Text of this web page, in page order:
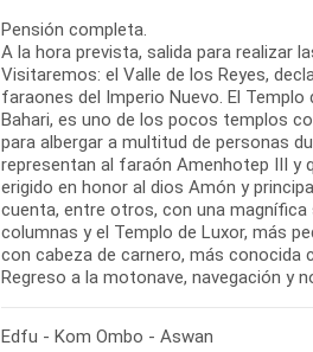
Pensión completa.
A la hora prevista, salida para realizar
Visitaremos: el Valle de los Reyes,
faraones del Imperio Nuevo. El
Bahari, es uno de los pocos templos
para albergar a multitud de personas
representan al faraón Amenhotep III y
erigido en honor al dios Amón y
cuenta, entre otros, con una
columnas y el Templo de Luxor, más
con cabeza de carnero, más conocida
Regreso a la motonave, navegación y
Edfu - Kom Ombo - Aswan